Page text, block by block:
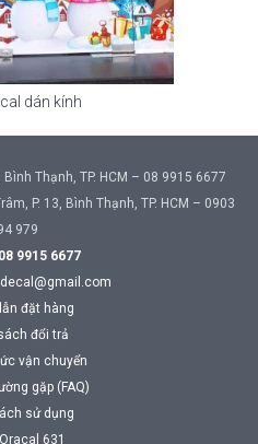
dán kính
Thạnh, TP. HCM – 08 9915 6677
P. 13, Bình Thạnh, TP. HCM – 0903
979
08 9915 6677
đặt hàng
đổi trả
vận chuyển
gặp (FAQ)
sử dụng
631